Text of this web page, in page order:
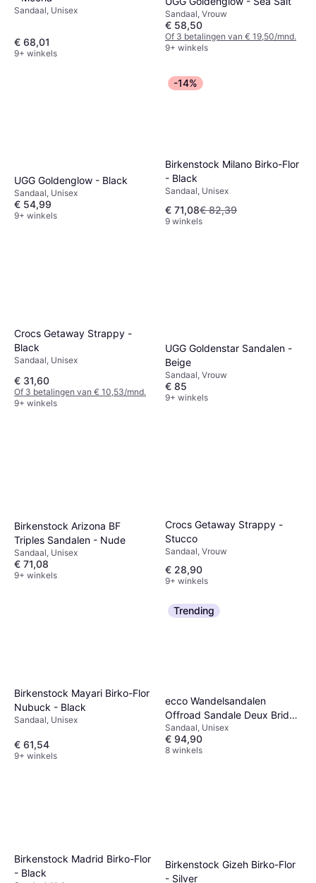
Sandaal, Unisex
€ 68,01
9+ winkels
Sandaal, Vrouw
€ 58,50
Of 3 betalingen van € 19,50/mnd.
9+ winkels
UGG Goldenglow - Black
Sandaal, Unisex
€ 54,99
9+ winkels
-14%
Birkenstock Milano Birko-Flor
- Black
Sandaal, Unisex
€ 71,08€ 82,39
9 winkels
Crocs Getaway Strappy -
Black
Sandaal, Unisex
€ 31,60
Of 3 betalingen van € 10,53/mnd.
9+ winkels
UGG Goldenstar Sandalen -
Beige
Sandaal, Vrouw
€ 85
9+ winkels
Birkenstock Arizona BF
Triples Sandalen - Nude
Sandaal, Unisex
€ 71,08
9+ winkels
Crocs Getaway Strappy -
Stucco
Sandaal, Vrouw
€ 28,90
9+ winkels
Birkenstock Mayari Birko-Flor
Nubuck - Black
Sandaal, Unisex
€ 61,54
9+ winkels
Trending
ecco Wandelsandalen
Offroad Sandale Deux Brides
- Zwart
Sandaal, Unisex
€ 94,90
8 winkels
Birkenstock Madrid Birko-Flor
- Black
Birkenstock Gizeh Birko-Flor
- Silver